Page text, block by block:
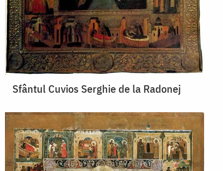
Sfântul Cuvios Serghie de la Radonej